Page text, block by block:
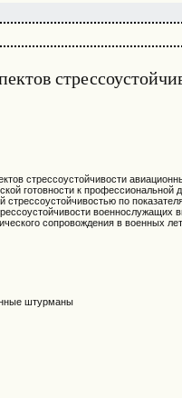
стрессоустойчивости
готовности к
по
сопровождения в военных
штурманы